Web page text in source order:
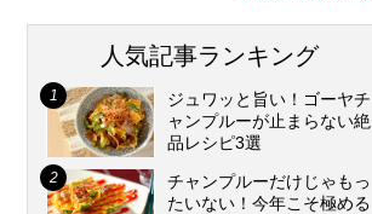
人気記事ランキング
ジュワッと旨い！ゴーヤチ
ャンプルーが止まらない絶
品レシピ3選
チャンプルーだけじゃもっ
たいない！今年こそ極める